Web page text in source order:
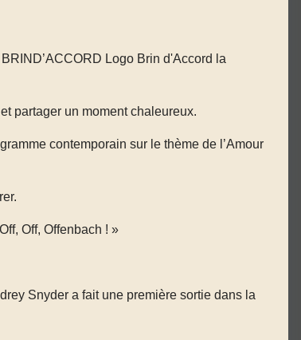
Logo Brin d'Accord la
partager un moment chaleureux.
contemporain sur le thème de l’Amour
Off, Offenbach ! »
Snyder a fait une première sortie dans la